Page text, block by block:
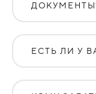
ЕСТЬ ЛИ У